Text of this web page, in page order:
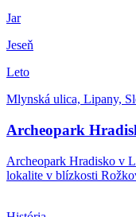
Jar
Jeseň
Leto
Mlynská ulica, Lipany,
Archeopark
Archeopark Hradisko v
lokalite v blízkosti